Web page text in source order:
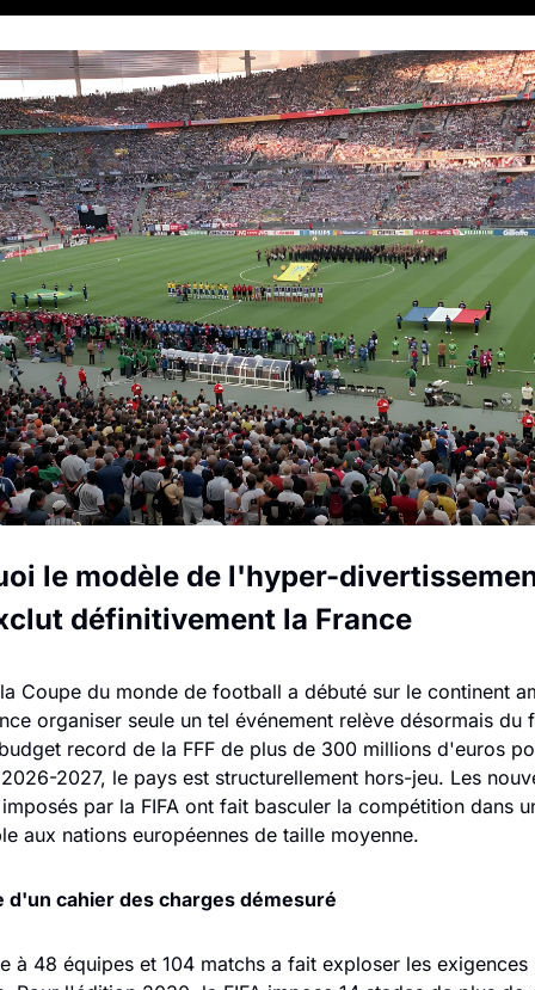
le modèle de l'hyper-
définitivement la France
Coupe du monde de football a débuté sur le continent
organiser seule un tel événement relève désormais du
record de la FFF de plus de 300 millions d'euros
2027, le pays est structurellement hors-jeu. Les
par la FIFA ont fait basculer la compétition dans
aux nations européennes de taille moyenne.
d'un cahier des charges démesuré
à 48 équipes et 104 matchs a fait exploser les exigences